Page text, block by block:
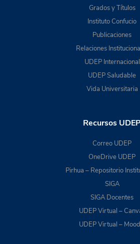
Grados y Títulos
Instituto Confucio
Publicaciones
Relaciones
UDEP Internacional
UDEP Saludable
Vida Universitaria
Recursos UDEP
Correo UDEP
OneDrive UDEP
Pirhua – Repositorio
SIGA
SIGA Docentes
UDEP Virtual –
UDEP Virtual –